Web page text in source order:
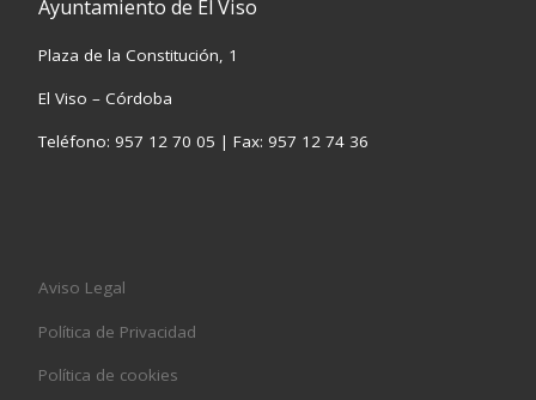
Ayuntamiento de El Viso
Plaza de la Constitución, 1
El Viso – Córdoba
Teléfono: 957 12 70 05 | Fax: 957 12 74 36
Aviso Legal
Política de Privacidad
Política de cookies